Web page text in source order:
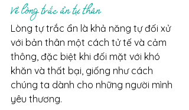
Về lòng trắc ẩn tự thân
Lòng tự trắc ẩn là khả năng tự đối xử
với bản thân một cách tử tế và cảm
thông, đặc biệt khi đối mặt với khó
khăn và thất bại, giống như cách
chúng ta dành cho những người mình
yêu thương.